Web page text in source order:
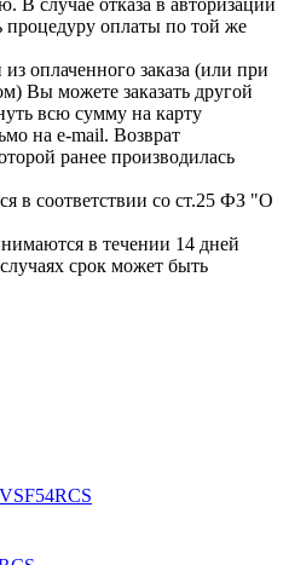
оплаты по той же
оплаченного заказа (или при
Вы можете заказать другой
всю сумму на карту
на e-mail. Возврат
ранее производилась
в соответствии со ст.25 ФЗ "О
в течении 14 дней
срок может быть